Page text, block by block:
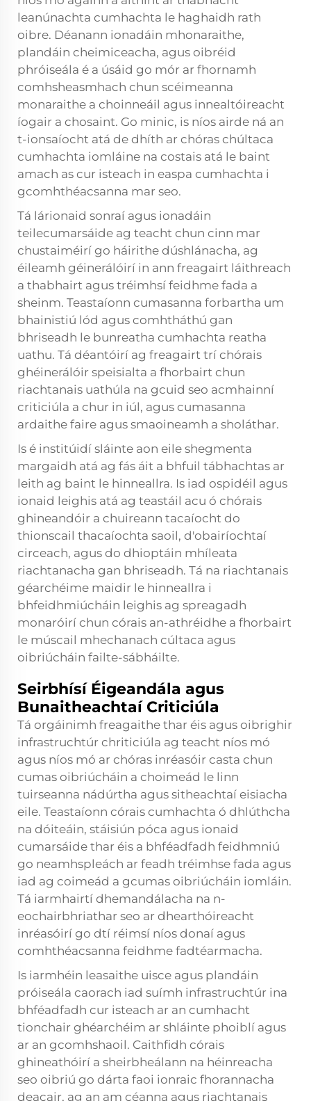
leanúnachta cumhachta le haghaidh rath
oibre. Déanann ionadáin mhonaraithe,
plandáin cheimiceacha, agus oibréid
phróiseála é a úsáid go mór ar fhornamh
comhsheasmhach chun scéimeanna
monaraithe a choinneáil agus innealtóireacht
íogair a chosaint. Go minic, is níos airde ná an
t-ionsaíocht atá de dhíth ar chóras chúltaca
cumhachta iomláine na costais atá le baint
amach as cur isteach in easpa cumhachta i
gcomhthéacsanna mar seo.
Tá lárionaid sonraí agus ionadáin
teilecumarsáide ag teacht chun cinn mar
chustaiméirí go háirithe dúshlánacha, ag
éileamh géinerálóirí in ann freagairt láithreach
a thabhairt agus tréimhsí feidhme fada a
sheinm. Teastaíonn cumasanna forbartha um
bhainistiú lód agus comhtháthú gan
bhriseadh le bunreatha cumhachta reatha
uathu. Tá déantóirí ag freagairt trí chórais
ghéinerálóir speisialta a fhorbairt chun
riachtanais uathúla na gcuid seo acmhainní
criticiúla a chur in iúl, agus cumasanna
ardaithe faire agus smaoineamh a sholáthar.
Is é institúidí sláinte aon eile shegmenta
margaidh atá ag fás áit a bhfuil tábhachtas ar
leith ag baint le hinneallra. Is iad ospidéil agus
ionaid leighis atá ag teastáil acu ó chórais
ghineandóir a chuireann tacaíocht do
thionscail thacaíochta saoil, d'obairíochtaí
circeach, agus do dhioptáin mhíleata
riachtanacha gan bhriseadh. Tá na riachtanais
géarchéime maidir le hinneallra i
bhfeidhmiúcháin leighis ag spreagadh
monaróirí chun córais an-athréidhe a fhorbairt
le múscail mhechanach cúltaca agus
oibriúcháin failte-sábháilte.
Seirbhísí Éigeandála agus
Bunaitheachtaí Criticiúla
Tá orgáinimh freagaithe thar éis agus oibrighir
infrastruchtúr chriticiúla ag teacht níos mó
agus níos mó ar chóras inréasóir casta chun
cumas oibriúcháin a choimeád le linn
tuirseanna nádúrtha agus sitheachtaí eisiacha
eile. Teastaíonn córais cumhachta ó dhlúthcha
na dóiteáin, stáisiún póca agus ionaid
cumarsáide thar éis a bhféadfadh feidhmniú
go neamhspleách ar feadh tréimhse fada agus
iad ag coimeád a gcumas oibriúcháin iomláin.
Tá iarmhairtí dhemandálacha na n-
eochairbhriathar seo ar dhearthóireacht
inréasóirí go dtí réimsí níos donaí agus
comhthéacsanna feidhme fadtéarmacha.
Is iarmhéin leasaithe uisce agus plandáin
próiseála caorach iad suímh infrastruchtúr ina
bhféadfadh cur isteach ar an cumhacht
tionchair ghéarchéim ar shláinte phoiblí agus
ar an gcomhshaoil. Caithfidh córais
ghineathóirí a sheirbheálann na héinreacha
seo oibriú go dárta faoi ionraic fhorannacha
deacair, ag an am céanna agus riachtanais